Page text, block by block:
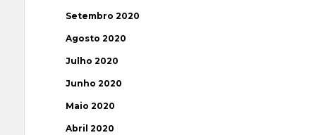
Setembro 2020
Agosto 2020
Julho 2020
Junho 2020
Maio 2020
Abril 2020